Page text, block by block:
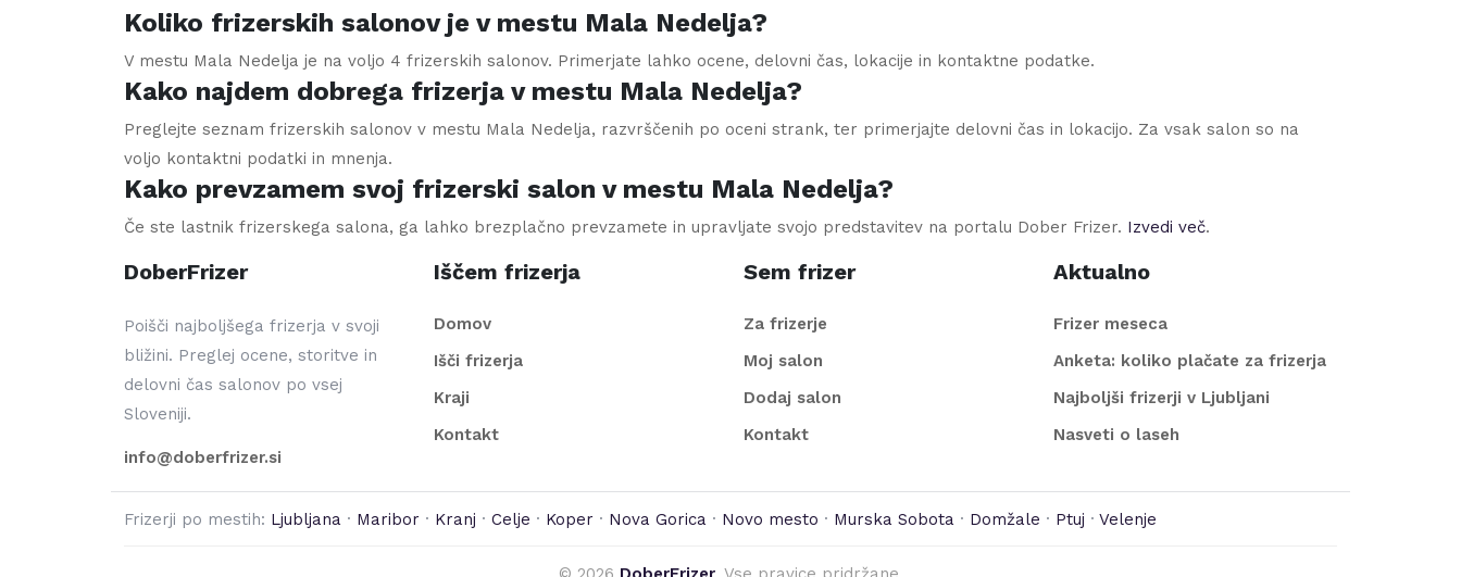
Koliko frizerskih salonov je v mestu Mala Nedelja?
V mestu Mala Nedelja je na voljo 4 frizerskih salonov. Primerjate lahko ocene, delovni čas, lokacije in kontaktne podatke.
Kako najdem dobrega frizerja v mestu Mala Nedelja?
Preglejte seznam frizerskih salonov v mestu Mala Nedelja, razvrščenih po oceni strank, ter primerjajte delovni čas in lokacijo. Za vsak salon so na
voljo kontaktni podatki in mnenja.
Kako prevzamem svoj frizerski salon v mestu Mala Nedelja?
Če ste lastnik frizerskega salona, ga lahko brezplačno prevzamete in upravljate svojo predstavitev na portalu Dober Frizer. Izvedi več.
DoberFrizer
Poišči najboljšega frizerja v svoji
bližini. Preglej ocene, storitve in
delovni čas salonov po vsej
Sloveniji.
info@doberfrizer.si
Iščem frizerja
Domov
Išči frizerja
Kraji
Kontakt
Sem frizer
Za frizerje
Moj salon
Dodaj salon
Kontakt
Aktualno
Frizer meseca
Anketa: koliko plačate za frizerja
Najboljši frizerji v Ljubljani
Nasveti o laseh
Frizerji po mestih: Ljubljana · Maribor · Kranj · Celje · Koper · Nova Gorica · Novo mesto · Murska Sobota · Domžale · Ptuj · Velenje